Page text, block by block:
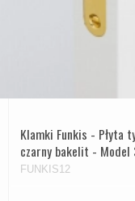
Klamki Funkis - Płyta
czarny bakelit - Model
FUNKIS12